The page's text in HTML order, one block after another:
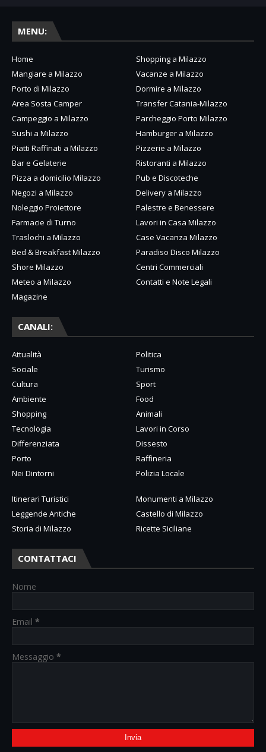
MENU:
Home
Shopping a Milazzo
Mangiare a Milazzo
Vacanze a Milazzo
Porto di Milazzo
Dormire a Milazzo
Area Sosta Camper
Transfer Catania-Milazzo
Campeggio a Milazzo
Parcheggio Porto Milazzo
Sushi a Milazzo
Hamburger a Milazzo
Piatti Raffinati a Milazzo
Pizzerie a Milazzo
Bar e Gelaterie
Ristoranti a Milazzo
Pizza a domicilio Milazzo
Pub e Discoteche
Negozi a Milazzo
Delivery a Milazzo
Noleggio Proiettore
Palestre e Benessere
Farmacie di Turno
Lavori in Casa Milazzo
Traslochi a Milazzo
Case Vacanza Milazzo
Bed & Breakfast Milazzo
Paradiso Disco Milazzo
Shore Milazzo
Centri Commerciali
Meteo a Milazzo
Contatti e Note Legali
Magazine
CANALI:
Attualità
Politica
Sociale
Turismo
Cultura
Sport
Ambiente
Food
Shopping
Animali
Tecnologia
Lavori in Corso
Differenziata
Dissesto
Porto
Raffineria
Nei Dintorni
Polizia Locale
Itinerari Turistici
Monumenti a Milazzo
Leggende Antiche
Castello di Milazzo
Storia di Milazzo
Ricette Siciliane
CONTATTACI
Nome
Email *
Messaggio *